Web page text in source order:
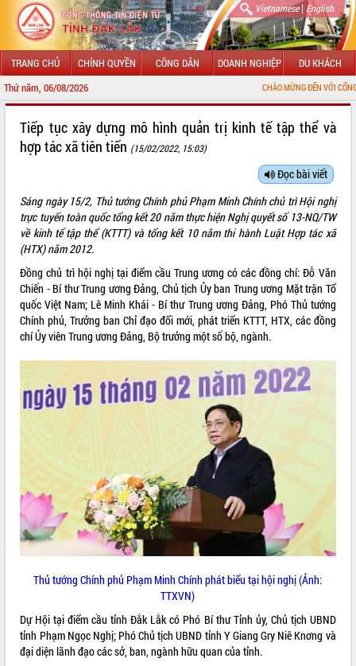
Vietnamese| English
TRANG CHỦ CHÍNH QUYỀN CÔNG DÂN DOANH NGHIỆP DU KHÁCH
Thứ năm, 06/08/2026 CHÀO MỪNG ĐẾN VỚI CỔNG THÔNG TIN ĐIỆN
LÃNH ĐẠO UBND TỈNH
SỞ, BAN, NGÀNH
UBND CÁC XÃ, PHƯỜNG
THÔNG TIN CHỈ ĐẠO ĐIỀU HÀNH
HỆ THỐNG VĂN BẢN
VĂN BẢN HĐND TỈNH
QUY HOẠCH - KẾ HOẠCH
Tiếp tục xây dựng mô hình quản trị kinh tế tập thể và
hợp tác xã tiên tiến (15/02/2022, 15:03)
Đọc bài viết
Sáng ngày 15/2, Thủ tướng Chính phủ Phạm Minh Chính chủ trì Hội nghị
trực tuyến toàn quốc tổng kết 20 năm thực hiện Nghị quyết số 13-NQ/TW
về kinh tế tập thể (KTTT) và tổng kết 10 năm thi hành Luật Hợp tác xã
(HTX) năm 2012.
Đồng chủ trì hội nghị tại điểm cầu Trung ương có các đồng chí: Đỗ Văn
Chiến - Bí thư Trung ương Đảng, Chủ tịch Ủy ban Trung ương Mặt trận Tổ
quốc Việt Nam; Lê Minh Khái - Bí thư Trung ương Đảng, Phó Thủ tướng
Chính phủ, Trưởng ban Chỉ đạo đổi mới, phát triển KTTT, HTX, các đồng
chí Ủy viên Trung ương Đảng, Bộ trưởng một số bộ, ngành.
Thủ tướng Chính phủ Phạm Minh Chính phát biểu tại hội nghị (Ảnh:
TTXVN)
Dự Hội tại điểm cầu tỉnh Đắk Lắk có Phó Bí thư Tỉnh ủy, Chủ tịch UBND
tỉnh Phạm Ngọc Nghị; Phó Chủ tịch UBND tỉnh Y Giang Gry Niê Knơng và
đại diện lãnh đạo các sở, ban, ngành hữu quan của tỉnh.